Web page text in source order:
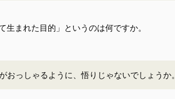
生まれた目的」というのは何ですか。
おっしゃるように、悟りじゃないでしょうか。